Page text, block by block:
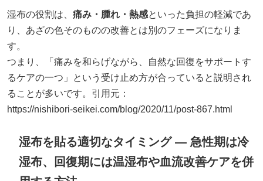
湿布の役割は、 痛み・腫れ・熱感といった負担の軽減であ
り、あざの色そのものの改善とは別のフェーズになりま
す。
つまり、「痛みを和らげながら、自然な回復をサポートす
るケアの一つ」という受け止め方が合っていると説明され
ることが多いです。引用元：
https://nishibori-seikei.com/blog/2020/11/post-867.html
湿布を貼る適切なタイミング — 急性期は冷
湿布、回復期には温湿布や血流改善ケアを併